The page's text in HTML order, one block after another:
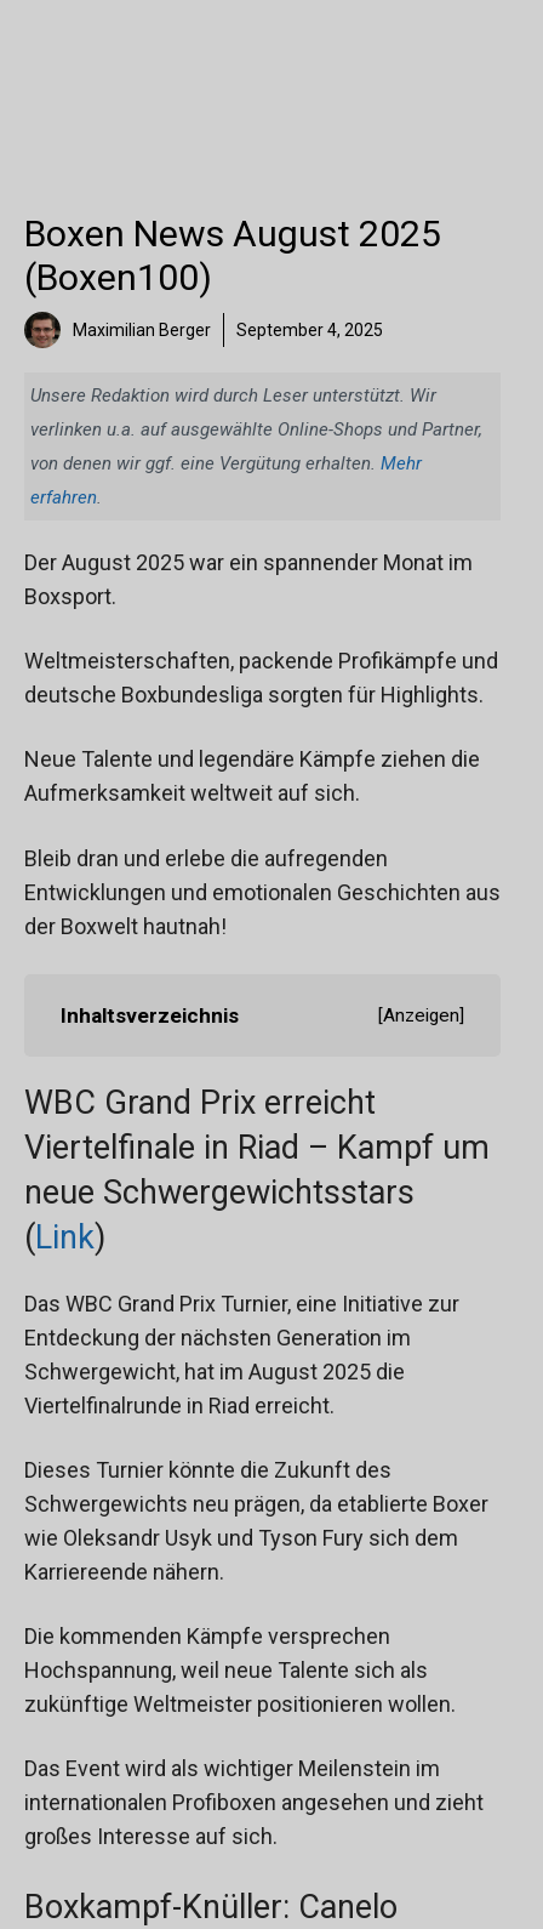
Boxen News August 2025
(Boxen100)
Maximilian Berger September 4, 2025
Unsere Redaktion wird durch Leser unterstützt. Wir
verlinken u.a. auf ausgewählte Online-Shops und Partner,
von denen wir ggf. eine Vergütung erhalten. Mehr
erfahren.
Der August 2025 war ein spannender Monat im
Boxsport.
Weltmeisterschaften, packende Profikämpfe und
deutsche Boxbundesliga sorgten für Highlights.
Neue Talente und legendäre Kämpfe ziehen die
Aufmerksamkeit weltweit auf sich.
Bleib dran und erlebe die aufregenden
Entwicklungen und emotionalen Geschichten aus
der Boxwelt hautnah!
Inhaltsverzeichnis [Anzeigen]
WBC Grand Prix erreicht
Viertelfinale in Riad – Kampf um
neue Schwergewichtsstars
(Link)
Das WBC Grand Prix Turnier, eine Initiative zur
Entdeckung der nächsten Generation im
Schwergewicht, hat im August 2025 die
Viertelfinalrunde in Riad erreicht.
Dieses Turnier könnte die Zukunft des
Schwergewichts neu prägen, da etablierte Boxer
wie Oleksandr Usyk und Tyson Fury sich dem
Karriereende nähern.
Die kommenden Kämpfe versprechen
Hochspannung, weil neue Talente sich als
zukünftige Weltmeister positionieren wollen.
Das Event wird als wichtiger Meilenstein im
internationalen Profiboxen angesehen und zieht
großes Interesse auf sich.
Boxkampf-Knüller: Canelo